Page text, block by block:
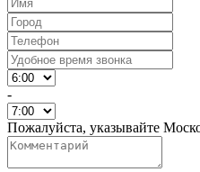
-
Пожалуйста, указывайте